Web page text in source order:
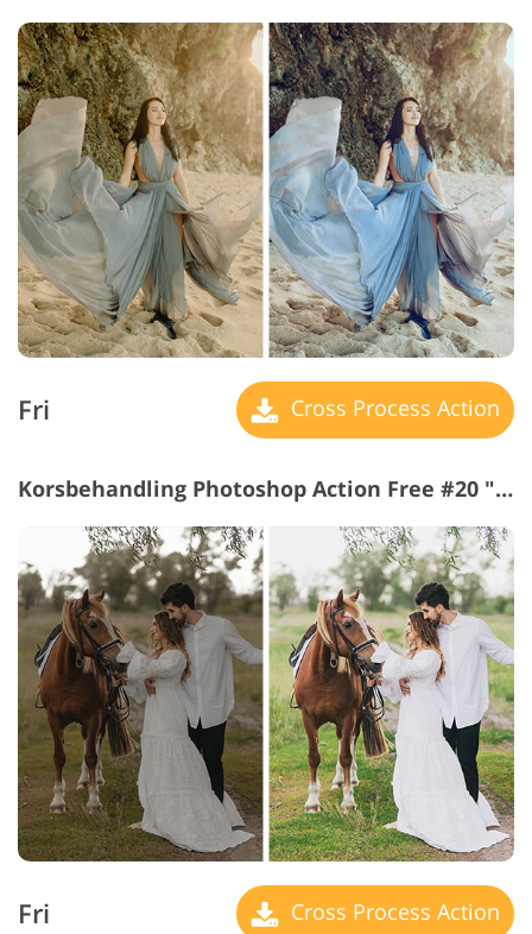
Fri Cross Process Action
Korsbehandling Photoshop Action Free #20 "Bright Colors"
Fri Cross Process Action